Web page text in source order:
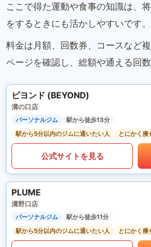
ここで得た運動や食事の知識は、
をするときにも活かしやすいです。
料金は月額、回数券、コースなど
ページを確認し、総額や通える回
ビヨンド (BEYOND)
溝の口店
パーソナルジム
駅から徒歩13分
駅から5分以内のジムに通いたい人
とにかく痩
公式サイトを見る
PLUME
溝野口店
パーソナルジム
駅から徒歩11分
駅から5分以内のジムに通いたい人
とにかく痩